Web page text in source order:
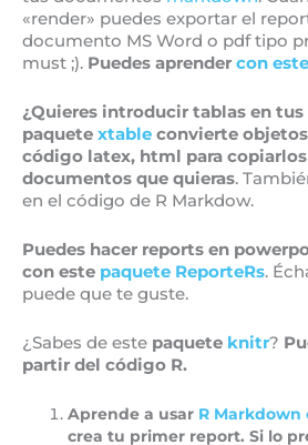
«render» puedes exportar el
documento MS Word o pdf tipo
must ;). Puedes aprender con
¿Quieres introducir tablas en
paquete xtable convierte
código latex, html para
documentos que quieras.
en el código de R Markdow.
Puedes hacer reports en
con este paquete ReporteRs.
puede que te guste.
¿Sabes de este paquete knitr?
partir del código R.
Aprende a usar R Markdown
crea tu primer report. Si lo